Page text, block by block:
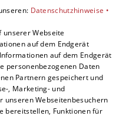
benötigen
Sie in unserer
Datenschutzhinweise •
unserer Webseite
auf dem Endgerät
auf dem Endgerät
personenbezogenen Daten
Partnern gespeichert und
, Marketing- und
unseren Webseitenbesuchern
bereitstellen, Funktionen für